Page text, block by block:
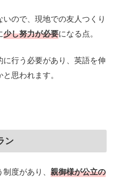
ので、現地での友人つくり
少し努力が必要になる点。
行う必要があり、英語を伸
思われます。
ン
度があり、 親御様が公立の